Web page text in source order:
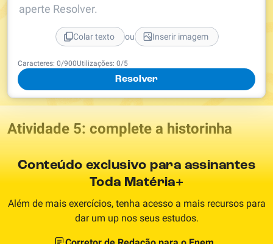
Caracteres: 0/900Utilizações: 0/5
Resolver
aperte Resolver.
Colar texto ou Inserir imagem
Atividade 5: complete a historinha
Conteúdo exclusivo para assinantes
Toda Matéria+
Além de mais exercícios, tenha acesso a mais recursos para
dar um up nos seus estudos.